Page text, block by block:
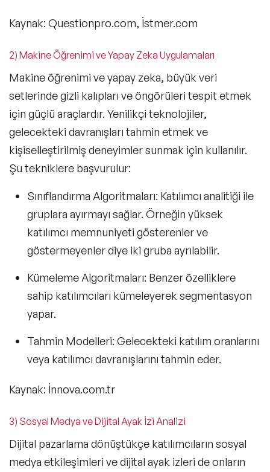
Kaynak: Questionpro.com, İstmer.com
2) Makine Öğrenimi ve Yapay Zeka Uygulamaları
Makine öğrenimi veyapay zeka, büyük veri
setlerinde gizli kalıpları ve öngörüleri tespit etmek
için güçlü araçlardır. Yenilikçi teknolojiler,
gelecekteki davranışları tahmin etmek ve
kişiselleştirilmiş deneyimler sunmak için kullanılır.
Şu tekniklere başvurulur:
Sınıflandırma Algoritmaları: Katılımcı analitiği ile
gruplara ayırmayı sağlar. Örneğin yüksek
katılımcı memnuniyeti gösterenler ve
göstermeyenler diye iki gruba ayrılabilir.
Kümeleme Algoritmaları: Benzer özelliklere
sahip katılımcıları kümeleyerek segmentasyon
yapar.
Tahmin Modelleri: Gelecekteki katılım oranlarını
veya katılımcı davranışlarını tahmin eder.
Kaynak: İnnova.com.tr
3) Sosyal Medya ve Dijital Ayak İzi Analizi
Dijital pazarlama dönüştükçe katılımcıların sosyal
medya etkileşimleri ve dijital ayak izleri de onların